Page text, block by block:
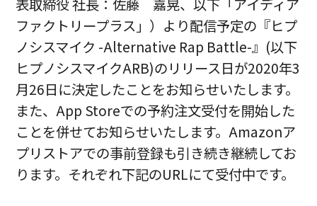
表取締役 社長：佐藤 嘉晃、以下「アイディア
ファクトリープラス」）より配信予定の『ヒプ
ノシスマイク -Alternative Rap Battle-』(以下
ヒプノシスマイクARB)のリリース日が2020年3
月26日に決定したことをお知らせいたします。
また、App Storeでの予約注文受付を開始した
ことを併せてお知らせいたします。Amazonア
プリストアでの事前登録も引き続き継続してお
ります。それぞれ下記のURLにて受付中です。